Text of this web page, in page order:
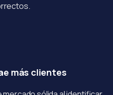
más clientes